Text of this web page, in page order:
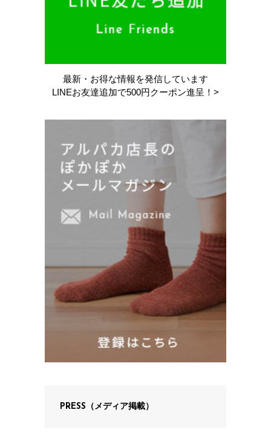
最新・お得な情報を発信しています
LINEお友達追加で500円クーポン進呈！>
PRESS（メディア掲載）